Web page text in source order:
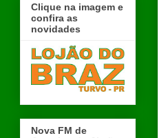
Clique na imagem e
confira as
novidades
Nova FM de